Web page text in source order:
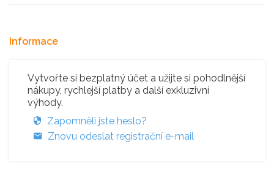
Informace
Vytvořte si bezplatný účet a užijte si pohodlnější
nákupy, rychlejší platby a další exkluzivní
výhody.
Zapomněli jste heslo?
Znovu odeslat registrační e-mail